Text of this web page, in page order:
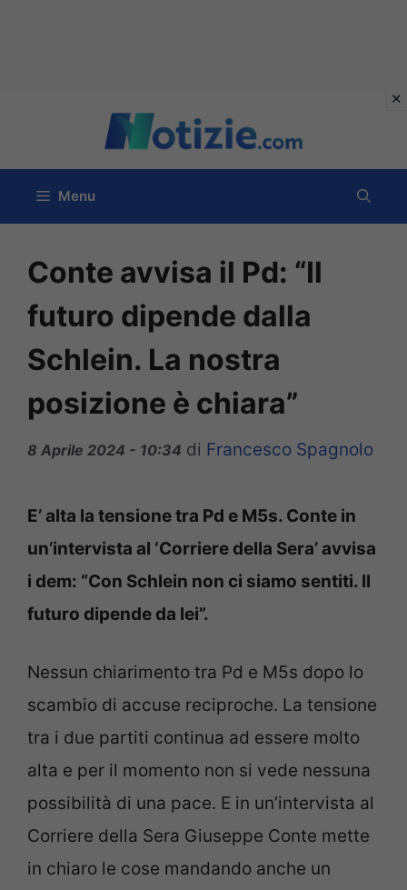
contenuto
Menu
Conte avvisa il Pd: “Il
futuro dipende dalla
Schlein. La nostra
posizione è chiara”
8 Aprile 2024 - 10:34 di Francesco Spagnolo
E’ alta la tensione tra Pd e M5s. Conte in
un’intervista al ‘Corriere della Sera’ avvisa
i dem: “Con Schlein non ci siamo sentiti. Il
futuro dipende da lei”.
Nessun chiarimento tra Pd e M5s dopo lo
scambio di accuse reciproche. La tensione
tra i due partiti continua ad essere molto
alta e per il momento non si vede nessuna
possibilità di una pace. E in un’intervista al
Corriere della Sera Giuseppe Conte mette
in chiaro le cose mandando anche un